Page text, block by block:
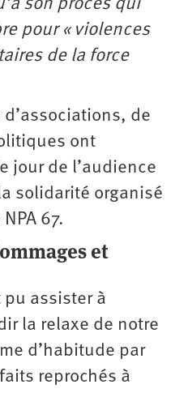
son procès qui
pour « violences
de la force
de
ont
jour de l’audience
solidarité organisé
67.
et
pu assister à
la relaxe de notre
d’habitude par
reprochés à